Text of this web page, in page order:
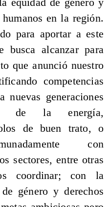
en la región.
para aportar a este
busca alcanzar para
que anunció nuestro
competencias
nuevas generaciones
de la energía,
de buen trato, o
con
sectores, entre otras
coordinar; con la
género y derechos